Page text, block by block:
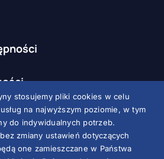
stosujemy pliki cookies w celu
na najwyższym poziomie, w tym
do indywidualnych potrzeb.
zmiany ustawień dotyczących
one zamieszczane w Państwa